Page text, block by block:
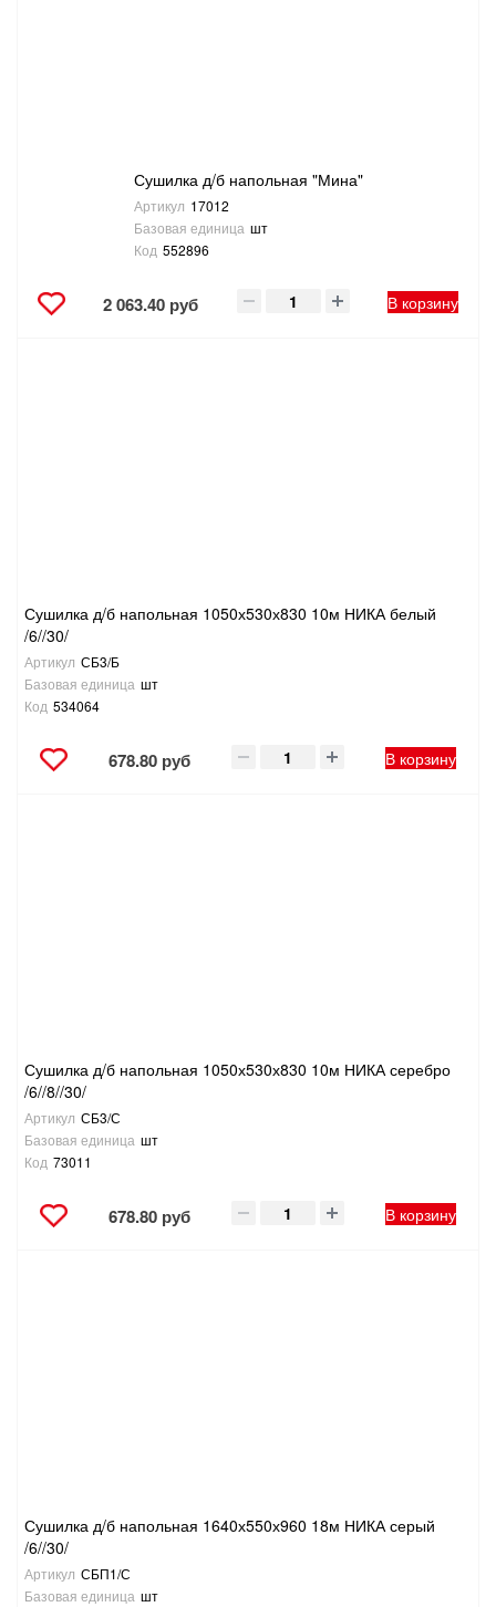
Сушилка д/б напольная "Мина"
Артикул 17012
Базовая единица шт
Код 552896
2 063.40 руб В корзину
Сушилка д/б напольная 1050х530х830 10м НИКА белый
/6//30/
Артикул СБ3/Б
Базовая единица шт
Код 534064
678.80 руб В корзину
Сушилка д/б напольная 1050х530х830 10м НИКА серебро
/6//8//30/
Артикул СБ3/С
Базовая единица шт
Код 73011
678.80 руб В корзину
Сушилка д/б напольная 1640х550х960 18м НИКА серый
/6//30/
Артикул СБП1/С
Базовая единица шт